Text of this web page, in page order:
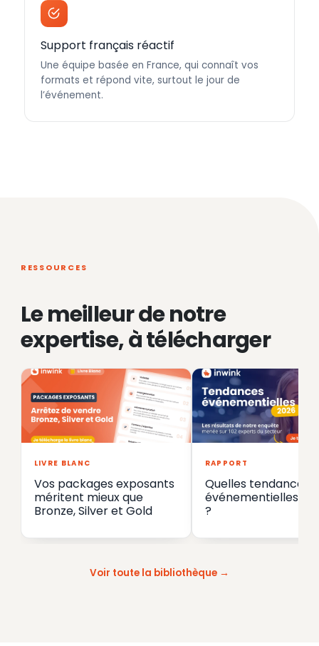
Support français réactif
Une équipe basée en France, qui connaît vos
formats et répond vite, surtout le jour de
l’événement.
RESSOURCES
Le meilleur de notre
expertise, à télécharger
LIVRE BLANC
Vos packages exposants
méritent mieux que
Bronze, Silver et Gold
RAPPORT
Quelles tendances
événementielles en
?
Voir toute la bibliothèque